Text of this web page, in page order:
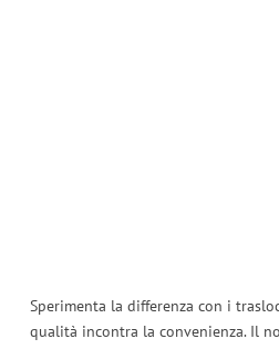
Sperimenta la differenza con i
qualità incontra la convenienza. Il